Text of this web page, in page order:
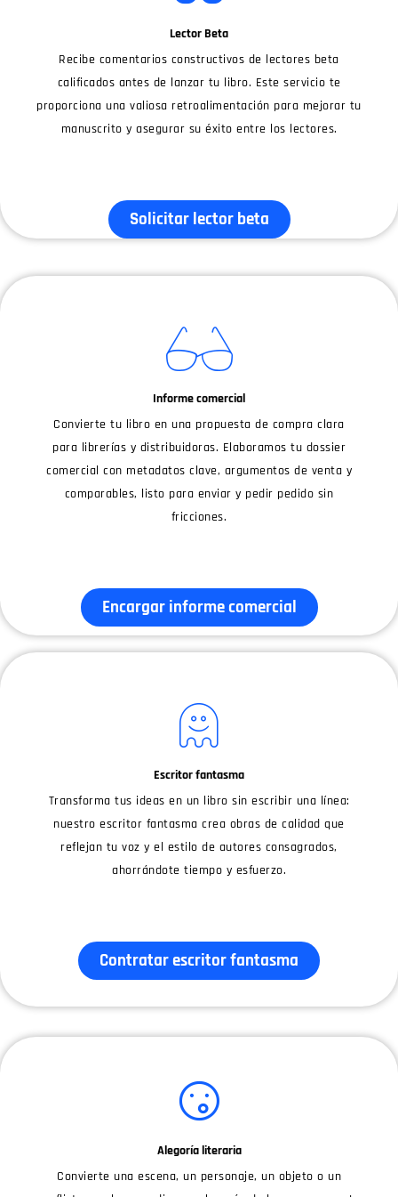
Lector Beta
Recibe comentarios constructivos de lectores beta
calificados antes de lanzar tu libro. Este servicio te
proporciona una valiosa retroalimentación para mejorar tu
manuscrito y asegurar su éxito entre los lectores.
Solicitar lector beta
Informe comercial
Convierte tu libro en una propuesta de compra clara
para librerías y distribuidoras. Elaboramos tu dossier
comercial con metadatos clave, argumentos de venta y
comparables, listo para enviar y pedir pedido sin
fricciones.
Encargar informe comercial
Escritor fantasma
Transforma tus ideas en un libro sin escribir una línea:
nuestro escritor fantasma crea obras de calidad que
reflejan tu voz y el estilo de autores consagrados,
ahorrándote tiempo y esfuerzo.
Contratar escritor fantasma
Alegoría literaria
Convierte una escena, un personaje, un objeto o un